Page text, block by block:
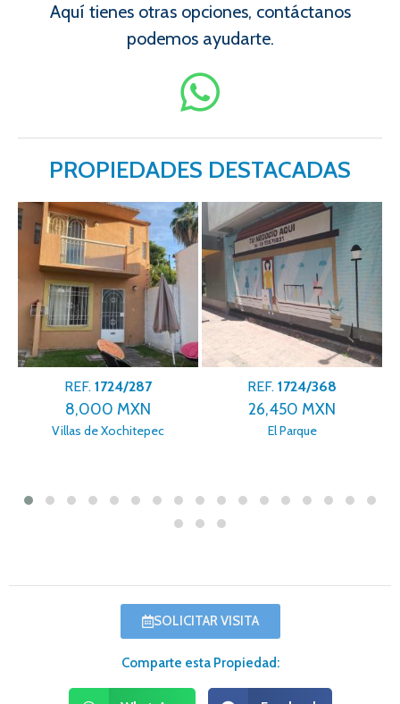
Aquí tienes otras opciones, contáctanos
podemos ayudarte.
PROPIEDADES DESTACADAS
REF. 1724/287
8,000 MXN
Villas de Xochitepec
REF. 1724/368
26,450 MXN
El Parque
SOLICITAR VISITA
Comparte esta Propiedad: